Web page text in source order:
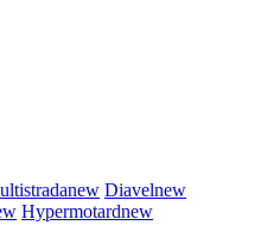
new Diavelnew
Hypermotardnew